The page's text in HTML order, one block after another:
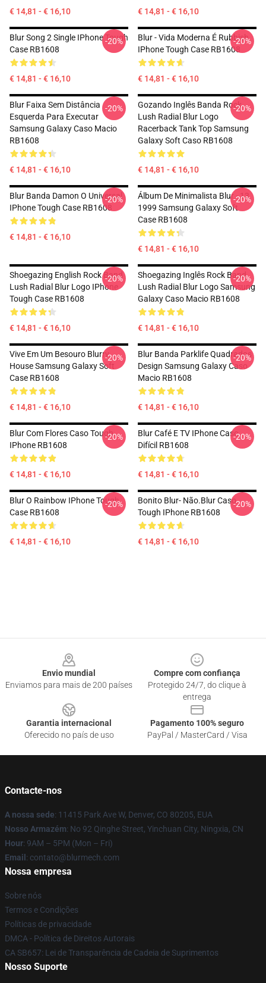
€ 14,81 - € 16,10 € 14,81 - € 16,10
Blur Song 2 Single IPhone Tough
Case RB1608
€ 14,81 - € 16,10
-20%
Blur - Vida Moderna É Rubbish
IPhone Tough Case RB1608
€ 14,81 - € 16,10
-20%
Blur Faixa Sem Distância
Esquerda Para Executar
Samsung Galaxy Caso Macio
RB1608
€ 14,81 - € 16,10
-20%
Gozando Inglês Banda Rock
Lush Radial Blur Logo
Racerback Tank Top Samsung
Galaxy Soft Caso RB1608
€ 14,81 - € 16,10
-20%
Blur Banda Damon O Universal
IPhone Tough Case RB1608
€ 14,81 - € 16,10
-20%
Álbum De Minimalista Blur - 13
1999 Samsung Galaxy Soft
Case RB1608
€ 14,81 - € 16,10
-20%
Shoegazing English Rock Band
Lush Radial Blur Logo IPhone
Tough Case RB1608
€ 14,81 - € 16,10
-20%
Shoegazing Inglês Rock Band
Lush Radial Blur Logo Samsung
Galaxy Caso Macio RB1608
€ 14,81 - € 16,10
-20%
Vive Em Um Besouro Blurry
House Samsung Galaxy Soft
Case RB1608
€ 14,81 - € 16,10
-20%
Blur Banda Parklife Quadrados
Design Samsung Galaxy Caso
Macio RB1608
€ 14,81 - € 16,10
-20%
Blur Com Flores Caso Tough
IPhone RB1608
€ 14,81 - € 16,10
-20%
Blur Café E TV IPhone Caso
Difícil RB1608
€ 14,81 - € 16,10
-20%
Blur O Rainbow IPhone Tough
Case RB1608
€ 14,81 - € 16,10
-20%
Bonito Blur- Não.blur Caso
Tough IPhone RB1608
€ 14,81 - € 16,10
-20%
Envio mundial
Enviamos para mais de 200 países
Compre com confiança
Protegido 24/7, do clique à
entrega
Garantia internacional
Oferecido no país de uso
Pagamento 100% seguro
PayPal / MasterCard / Visa
Contacte-nos
A nossa sede: 11415 Park Ave W, Denver, CO 80205, EUA
Nosso Armazém: No 92 Qinghe Street, Yinchuan City, Ningxia, CN
Hour: 9AM – 5PM (Mon – Fri)
Email : contato@blurmech.com
Nossa empresa
Sobre nós
Termos e Condições
Políticas de privacidade
DMCA - Política de Direitos Autorais
CA SB657: Lei de Transparência de Cadeia de Suprimentos
Nosso Suporte